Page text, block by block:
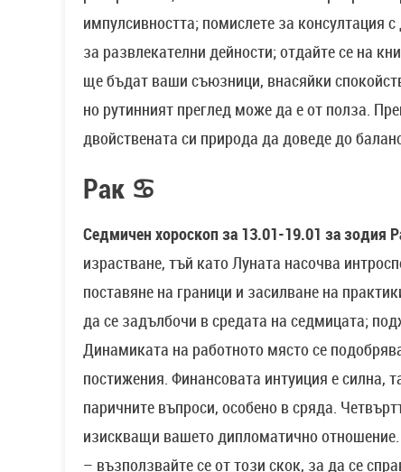
импулсивността; помислете за консултация
за развлекателни дейности; отдайте се на
ще бъдат ваши съюзници, внасяйки
но рутинният преглед може да е от полза.
двойствената си природа да доведе до
Рак ♋
Седмичен хороскоп за 13.01-19.01 за зодия
израстване, тъй като Луната насочва
поставяне на граници и засилване на
да се задълбочи в средата на седмицата;
Динамиката на работното място се
постижения. Финансовата интуиция е силна,
паричните въпроси, особено в сряда.
изискващи вашето дипломатично
– възползвайте се от този скок, за да се